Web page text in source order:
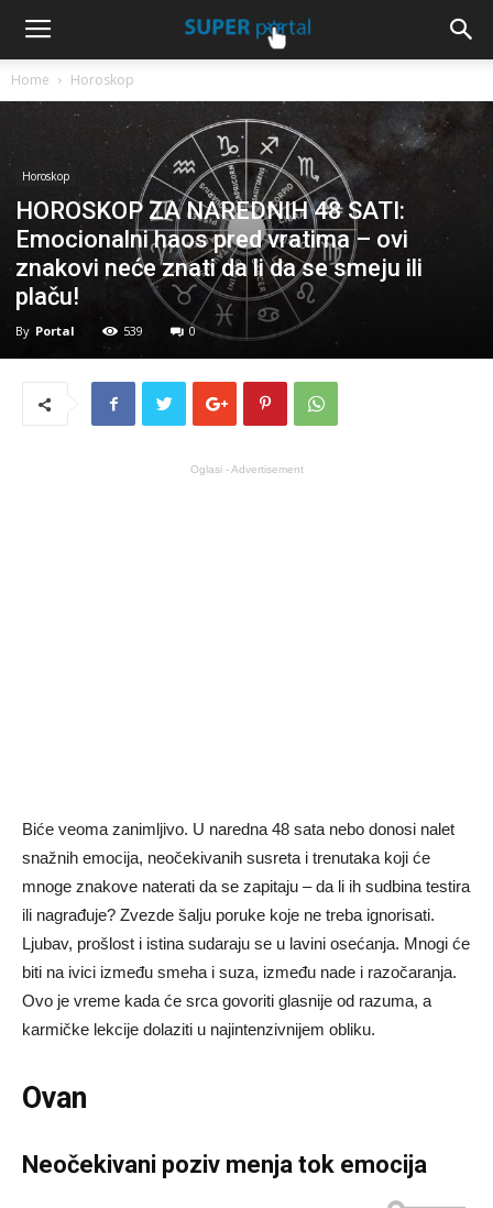
Home Horoskop
Horoskop
HOROSKOP ZA NAREDNIH 48 SATI:
Emocionalni haos pred vratima – ovi
znakovi neće znati da li da se smeju ili
plaču!
By Portal 539 0
Oglasi - Advertisement
Biće veoma zanimljivo. U naredna 48 sata nebo donosi nalet
snažnih emocija, neočekivanih susreta i trenutaka koji će
mnoge znakove naterati da se zapitaju – da li ih sudbina testira
ili nagrađuje? Zvezde šalju poruke koje ne treba ignorisati.
Ljubav, prošlost i istina sudaraju se u lavini osećanja. Mnogi će
biti na ivici između smeha i suza, između nade i razočaranja.
Ovo je vreme kada će srca govoriti glasnije od razuma, a
karmičke lekcije dolaziti u najintenzivnijem obliku.
Ovan
Neočekivani poziv menja tok emocija